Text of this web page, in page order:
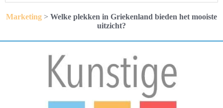
Marketing > Welke plekken in Griekenland bieden het mooiste
uitzicht?